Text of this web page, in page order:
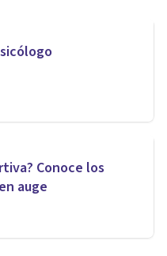
Conoce los
auge